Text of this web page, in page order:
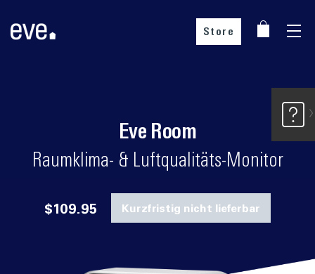
Store
Eve Room
Raumklima- & Luftqualitäts-Monitor
$109.95 Kurzfristig nicht lieferbar